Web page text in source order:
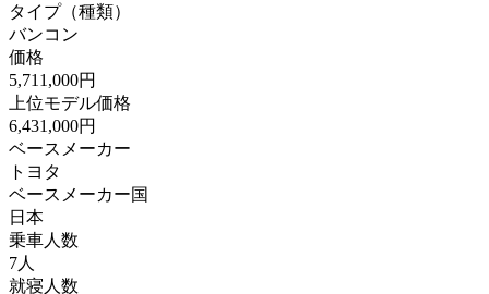
タイプ（種類）
バンコン
価格
5,711,000円
上位モデル価格
6,431,000円
ベースメーカー
トヨタ
ベースメーカー国
日本
乗車人数
7人
就寝人数